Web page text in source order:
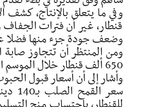
قنطار، غير أن فترات
وضعف جودة جزء منها فضلا
650 ألف قنطار خلال الموسم الفارط، وفق المصدر ذاته.